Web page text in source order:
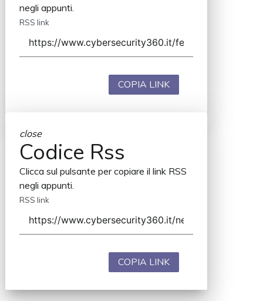
negli appunti.
RSS link
COPIA LINK
close
Codice Rss
Clicca sul pulsante per copiare il link RSS
negli appunti.
RSS link
COPIA LINK